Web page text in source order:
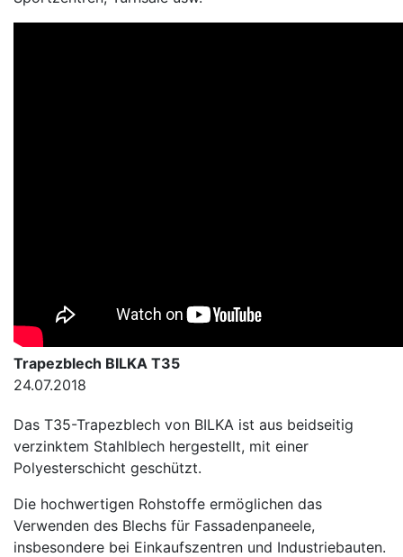
Trapezblech BILKA T35
24.07.2018
Das T35-Trapezblech von BILKA ist aus beidseitig
verzinktem Stahlblech hergestellt, mit einer
Polyesterschicht geschützt.
Die hochwertigen Rohstoffe ermöglichen das
Verwenden des Blechs für Fassadenpaneele,
insbesondere bei Einkaufszentren und Industriebauten.